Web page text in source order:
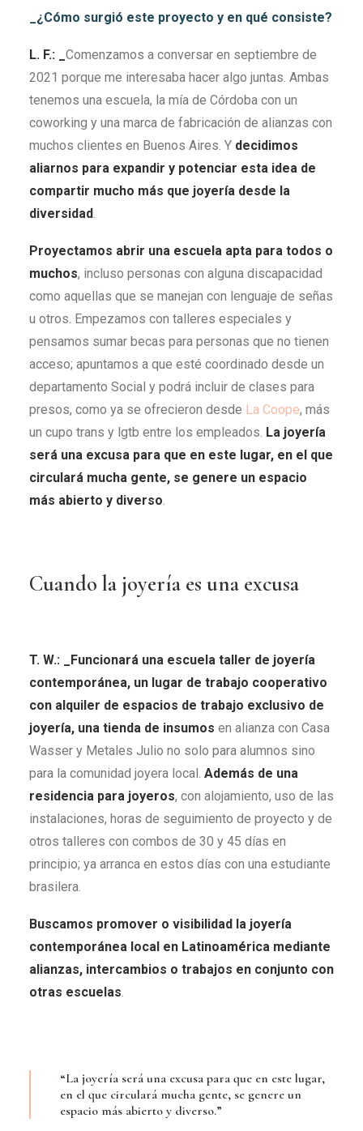
_¿Cómo surgió este proyecto y en qué consiste?
L. F.: _ Comenzamos a conversar en septiembre de
2021 porque me interesaba hacer algo juntas. Ambas
tenemos una escuela, la mía de Córdoba con un
coworking y una marca de fabricación de alianzas con
muchos clientes en Buenos Aires. Y decidimos
aliarnos para expandir y potenciar esta idea de
compartir mucho más que joyería desde la
diversidad.
Proyectamos abrir una escuela apta para todos o
muchos, incluso personas con alguna discapacidad
como aquellas que se manejan con lenguaje de señas
u otros. Empezamos con talleres especiales y
pensamos sumar becas para personas que no tienen
acceso; apuntamos a que esté coordinado desde un
departamento Social y podrá incluir de clases para
presos, como ya se ofrecieron desde La Coope, más
un cupo trans y lgtb entre los empleados. La joyería
será una excusa para que en este lugar, en el que
circulará mucha gente, se genere un espacio
más abierto y diverso.
Cuando la joyería es una excusa
T. W.: _Funcionará una escuela taller de joyería
contemporánea, un lugar de trabajo cooperativo
con alquiler de espacios de trabajo exclusivo de
joyería, una tienda de insumos en alianza con Casa
Wasser y Metales Julio no solo para alumnos sino
para la comunidad joyera local. Además de una
residencia para joyeros, con alojamiento, uso de las
instalaciones, horas de seguimiento de proyecto y de
otros talleres con combos de 30 y 45 días en
principio; ya arranca en estos días con una estudiante
brasilera.
Buscamos promover o visibilidad la joyería
contemporánea local en Latinoamérica mediante
alianzas, intercambios o trabajos en conjunto con
otras escuelas.
“La joyería será una excusa para que en este lugar,
en el que circulará mucha gente, se genere un
espacio más abierto y diverso.”